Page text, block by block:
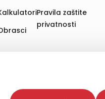
Time poboljšavamo
web stranica i uređaja u
Pravila zaštite
privatnosti